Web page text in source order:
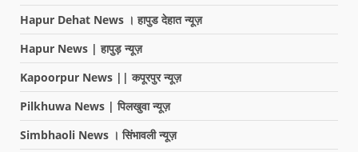
Hapur Dehat News । हापुड देहात न्यूज़
Hapur News | हापुड़ न्यूज़
Kapoorpur News || कपूरपुर न्यूज़
Pilkhuwa News | पिलखुवा न्यूज़
Simbhaoli News । सिंभावली न्यूज़